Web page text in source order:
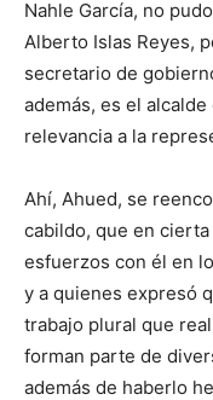
Nahle García, no
Alberto Islas Reyes,
secretario de
además, es el
relevancia a la
Ahí, Ahued, se
cabildo, que en
esfuerzos con él en
y a quienes expresó
trabajo plural que
forman parte de
además de haberlo